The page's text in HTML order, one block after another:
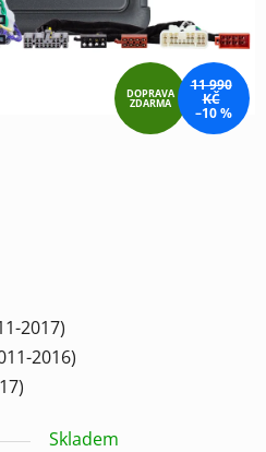
2017)
2016)
Skladem
DOPRAVA
ZDARMA
11 990
KČ
–10 %